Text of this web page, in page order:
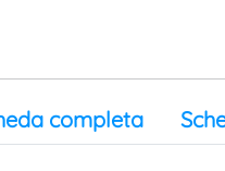
completa